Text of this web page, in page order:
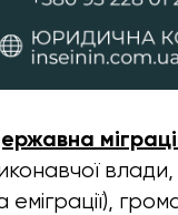
влади,
еміграції),